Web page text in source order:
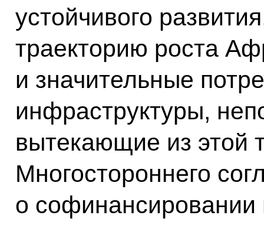
устойчивого
траекторию роста
и значительные
инфраструктуры,
вытекающие из этой
Многостороннего
о софинансировании